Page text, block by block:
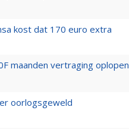
kost dat 170 euro extra
maanden vertraging oplopen
oorlogsgeweld